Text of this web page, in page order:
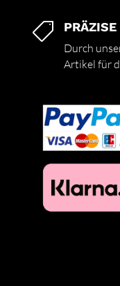

Durch
Artikel für